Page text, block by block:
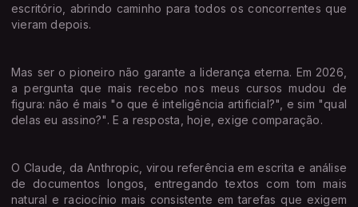
escritório, abrindo caminho para todos os concorrentes que
vieram depois.
Mas ser o pioneiro não garante a liderança eterna. Em 2026,
a pergunta que mais recebo nos meus cursos mudou de
figura: não é mais "o que é inteligência artificial?", e sim "qual
delas eu assino?". E a resposta, hoje, exige comparação.
O Claude, da Anthropic, virou referência em escrita e análise
de documentos longos, entregando textos com tom mais
natural e raciocínio mais consistente em tarefas que exigem